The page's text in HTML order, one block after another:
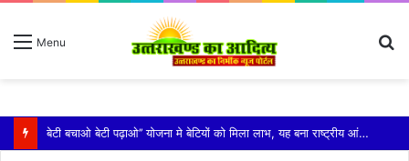
Menu
विशिष्ट पहचान बना रही है आदि कैलाश परिक्रमा: महाराज